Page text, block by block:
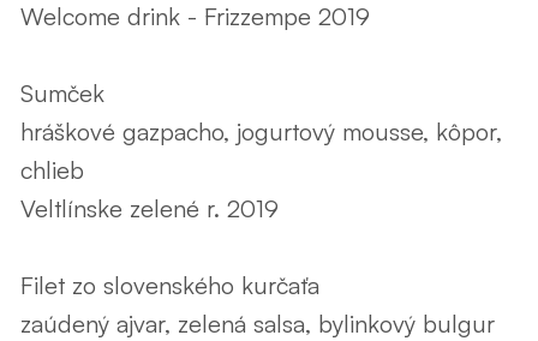
Welcome drink - Frizzempe 2019
Sumček
hráškové gazpacho, jogurtový mousse, kôpor,
chlieb
Veltlínske zelené r. 2019
Filet zo slovenského kurčaťa
zaúdený ajvar, zelená salsa, bylinkový bulgur